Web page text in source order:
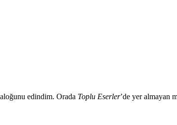
edindim. Orada Toplu Eserler’de yer almayan